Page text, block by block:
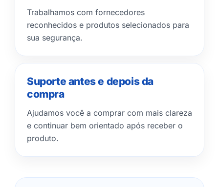
Trabalhamos com fornecedores
reconhecidos e produtos selecionados para
sua segurança.
Suporte antes e depois da
compra
Ajudamos você a comprar com mais clareza
e continuar bem orientado após receber o
produto.